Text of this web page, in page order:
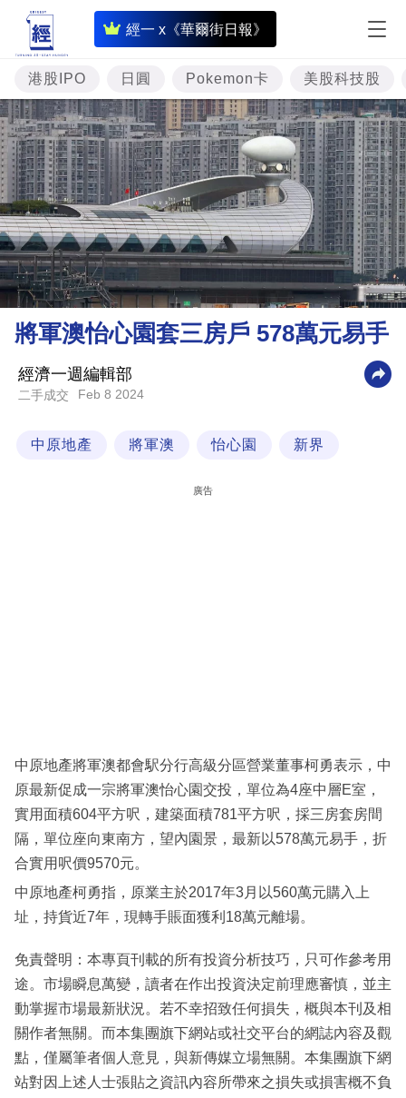
經一 x《華爾街日報》
即
時
財
經
專
題
投
資
樓
市
理
財
商
業
閱
專
區
港股IPO 日圓 Pokemon卡 美股科技股
將軍澳怡心園套三房戶 578萬元易手
經濟一週編輯部
二手成交 Feb 8 2024
中原地產 將軍澳 怡心園 新界
廣告
中原地產將軍澳都會駅分行高級分區營業董事柯勇表示，中
原最新促成一宗將軍澳怡心園交投，單位為4座中層E室，
實用面積604平方呎，建築面積781平方呎，採三房套房間
隔，單位座向東南方，望內園景，最新以578萬元易手，折
合實用呎價9570元。
中原地產柯勇指，原業主於2017年3月以560萬元購入上
址，持貨近7年，現轉手賬面獲利18萬元離場。
免責聲明：本專頁刊載的所有投資分析技巧，只可作參考用
途。市場瞬息萬變，讀者在作出投資決定前理應審慎，並主
動掌握市場最新狀況。若不幸招致任何損失，概與本刊及相
關作者無關。而本集團旗下網站或社交平台的網誌內容及觀
點，僅屬筆者個人意見，與新傳媒立場無關。本集團旗下網
站對因上述人士張貼之資訊內容所帶來之損失或損害概不負